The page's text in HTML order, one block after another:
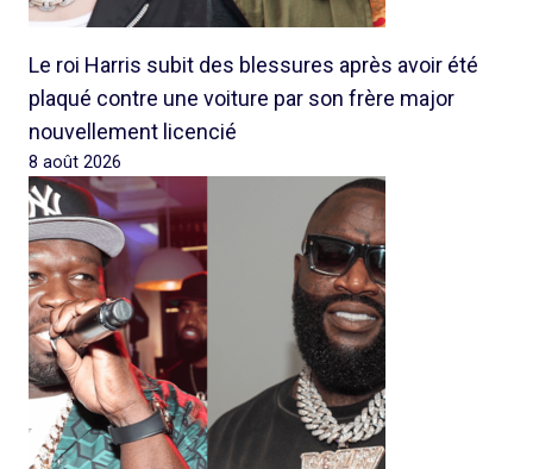
Le roi Harris subit des blessures après avoir été
plaqué contre une voiture par son frère major
nouvellement licencié
8 août 2026